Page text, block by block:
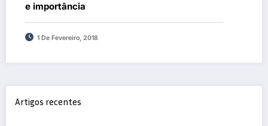
e importância
1 De Fevereiro, 2018
Artigos recentes